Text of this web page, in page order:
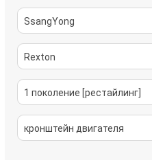
SsangYong
Rexton
1 поколение [рестайлинг]
кронштейн двигателя